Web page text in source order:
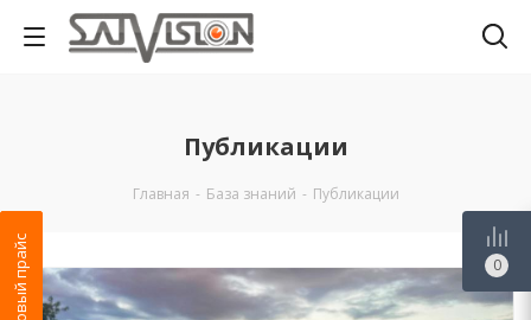
Публикации
Главная - База знаний - Публикации
0